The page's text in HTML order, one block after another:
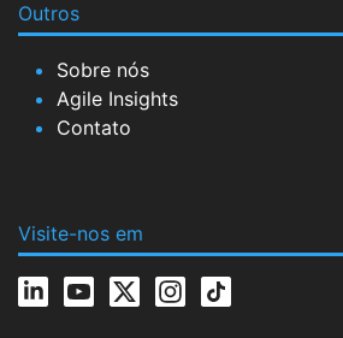
Outros
Sobre nós
Agile Insights
Contato
Visite-nos em